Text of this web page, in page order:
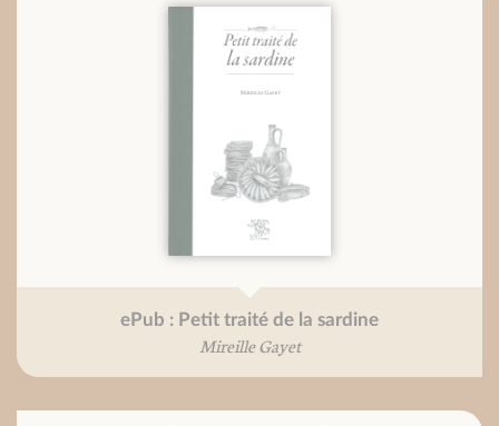
ePub : Petit traité de la sardine
Mireille Gayet